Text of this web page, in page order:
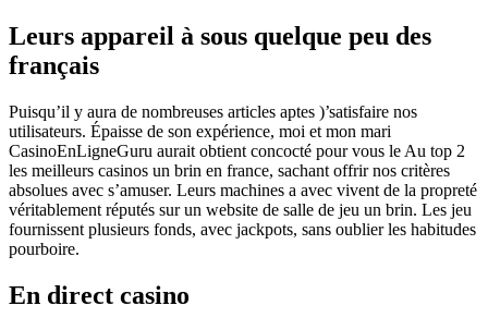
Leurs appareil à sous quelque peu des
français
Puisqu’il y aura de nombreuses articles aptes )’satisfaire nos
utilisateurs. Épaisse de son expérience, moi et mon mari
CasinoEnLigneGuru aurait obtient concocté pour vous le Au top 2
les meilleurs casinos un brin en france, sachant offrir nos critères
absolues avec s’amuser. Leurs machines a avec vivent de la propreté
véritablement réputés sur un website de salle de jeu un brin. Les jeu
fournissent plusieurs fonds, avec jackpots, sans oublier les habitudes
pourboire.
En direct casino